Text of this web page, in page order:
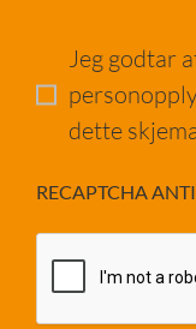
Jeg godtar
dette
RECAPTCHA